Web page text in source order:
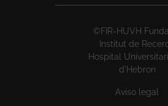
©FIR-HUVH
Institut de
Hospital Universitari
d'Hebron
Aviso legal